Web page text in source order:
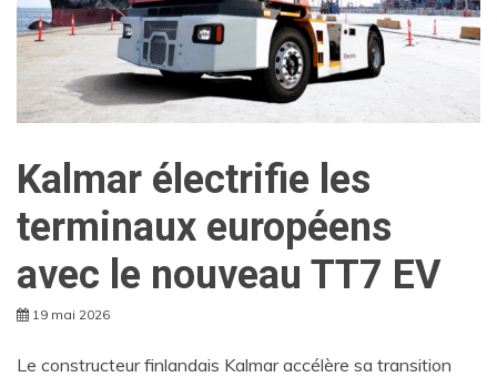
Kalmar électrifie les
terminaux européens
avec le nouveau TT7 EV
19 mai 2026
Le constructeur finlandais Kalmar accélère sa transition